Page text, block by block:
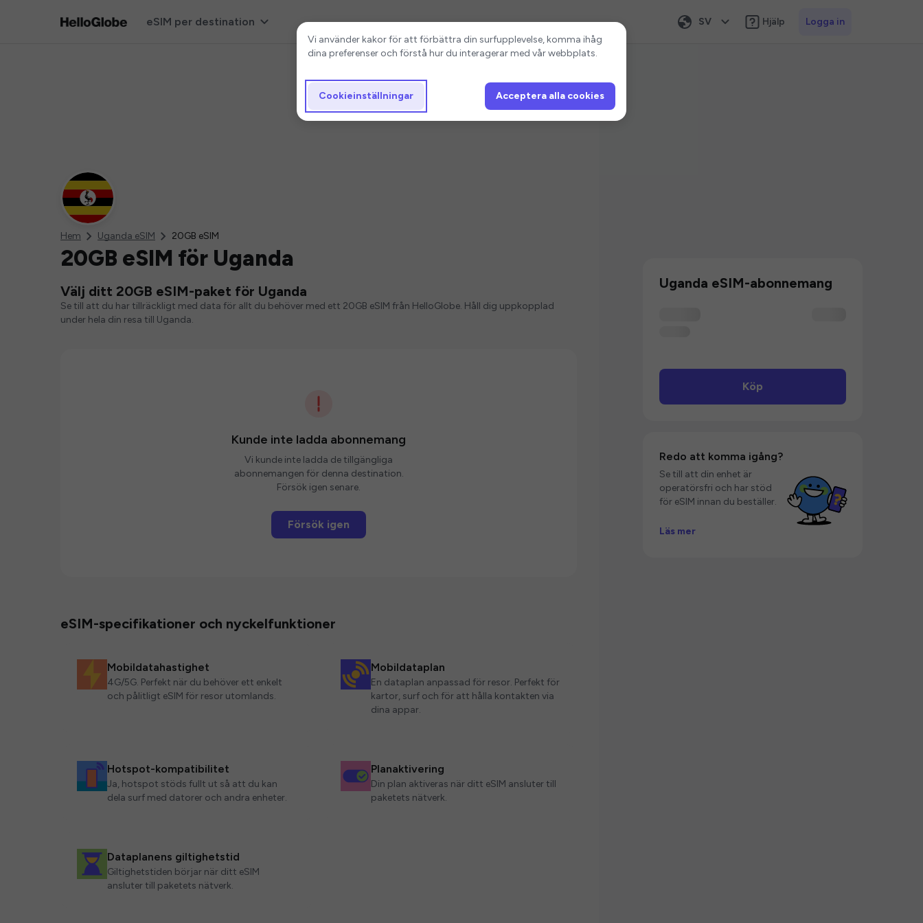
eSIM per destination SV Hjälp Logga in
Hem Uganda eSIM 20GB eSIM
20GB eSIM för Uganda
Välj ditt 20GB eSIM-paket för Uganda
Se till att du har tillräckligt med data för allt du behöver med ett 20GB eSIM från HelloGlobe. Håll dig uppkopplad
under hela din resa till Uganda.
Kunde inte ladda abonnemang
Vi kunde inte ladda de tillgängliga
abonnemangen för denna destination.
Försök igen senare.
Försök igen
eSIM-specifikationer och nyckelfunktioner
Mobildatahastighet
4G/5G. Perfekt när du behöver ett enkelt
och pålitligt eSIM för resor utomlands.
Mobildataplan
En dataplan anpassad för resor. Perfekt för
kartor, surf och för att hålla kontakten via
dina appar.
Hotspot-kompatibilitet
Ja, hotspot stöds fullt ut så att du kan
dela surf med datorer och andra enheter.
Planaktivering
Din plan aktiveras när ditt eSIM ansluter till
paketets nätverk.
Dataplanens giltighetstid
Giltighetstiden börjar när ditt eSIM
ansluter till paketets nätverk.
Uganda eSIM-abonnemang
Köp
Redo att komma igång?
Se till att din enhet är
operatörsfri och har stöd
för eSIM innan du beställer.
Läs mer
Cookieinställningar
Vi använder kakor för att förbättra din surfupplevelse, komma ihåg
dina preferenser och förstå hur du interagerar med vår webbplats.
Cookieinställningar Acceptera alla cookies